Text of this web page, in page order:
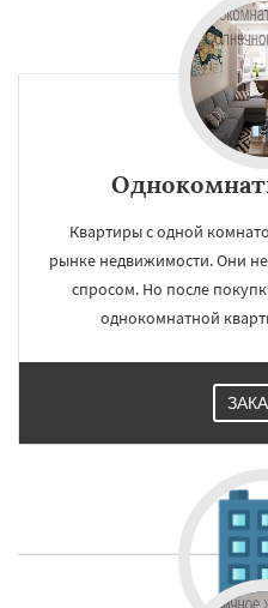
Квартиры с одной
рынке недвижимости. Они
спросом. Но после
однокомнатной